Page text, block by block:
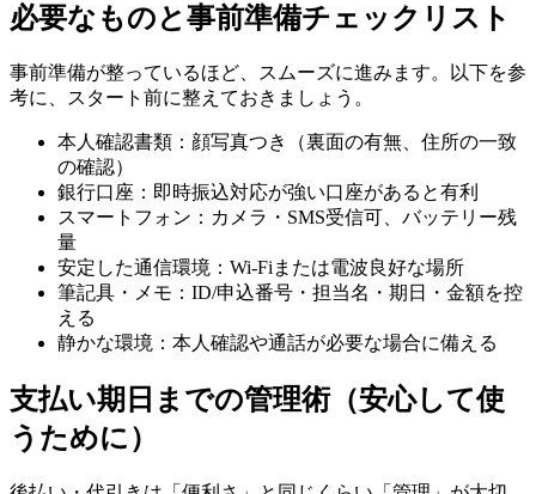
必要なものと事前準備チェックリスト
事前準備が整っているほど、スムーズに進みます。以下を参
考に、スタート前に整えておきましょう。
本人確認書類：顔写真つき（裏面の有無、住所の一致
の確認）
銀行口座：即時振込対応が強い口座があると有利
スマートフォン：カメラ・SMS受信可、バッテリー残
量
安定した通信環境：Wi-Fiまたは電波良好な場所
筆記具・メモ：ID/申込番号・担当名・期日・金額を控
える
静かな環境：本人確認や通話が必要な場合に備える
支払い期日までの管理術（安心して使
うために）